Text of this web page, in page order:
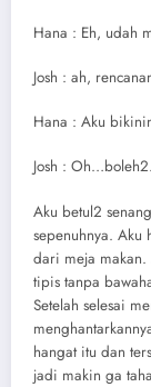
Hana : Eh, udah
Josh : ah,
Hana : Aku
Josh :
Aku betul2
sepenuhnya. Aku
dari meja
tipis tanpa
Setelah selesai
hangat itu dan
jadi makin ga